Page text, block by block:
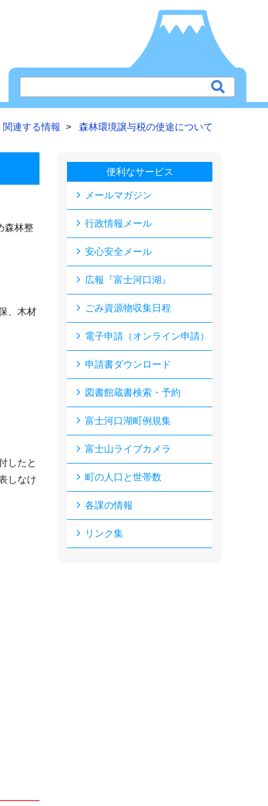
連する情報 森林環境譲与税の使途について
森林整
、木材
したと
しなけ
便利なサービス
メールマガジン
行政情報メール
安心安全メール
広報『富士河口湖』
ごみ資源物収集日程
電子申請（オンライン申請）
申請書ダウンロード
図書館蔵書検索・予約
富士河口湖町例規集
富士山ライブカメラ
町の人口と世帯数
各課の情報
リンク集